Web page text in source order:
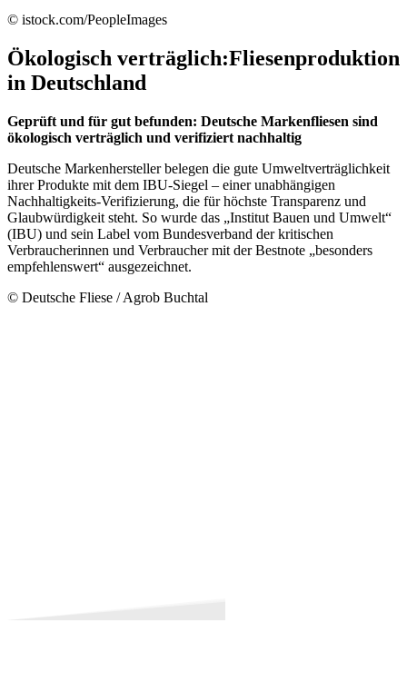
© istock.com/PeopleImages
Ökologisch verträglich:Fliesenproduktion
in Deutschland
Geprüft und für gut befunden: Deutsche Markenfliesen sind
ökologisch verträglich und verifiziert nachhaltig
Deutsche Markenhersteller belegen die gute Umweltverträglichkeit
ihrer Produkte mit dem IBU-Siegel – einer unabhängigen
Nachhaltigkeits-Verifizierung, die für höchste Transparenz und
Glaubwürdigkeit steht. So wurde das „Institut Bauen und Umwelt“
(IBU) und sein Label vom Bundesverband der kritischen
Verbraucherinnen und Verbraucher mit der Bestnote „besonders
empfehlenswert“ ausgezeichnet.
© Deutsche Fliese / Agrob Buchtal